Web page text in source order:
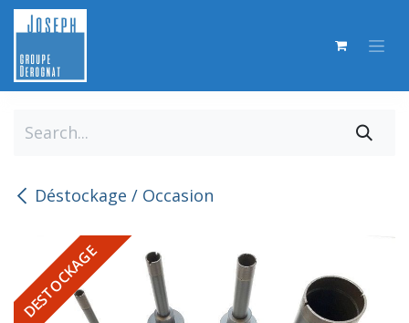
Skip to Content
Déstockage / Occasion
DESTOCKAGE